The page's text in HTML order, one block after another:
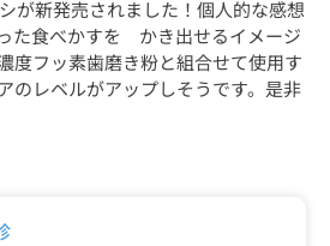
が新発売されました！個人的な感想
た食べかすを かき出せるイメージ
度フッ素歯磨き粉と組合せて使用す
のレベルがアップしそうです。是非